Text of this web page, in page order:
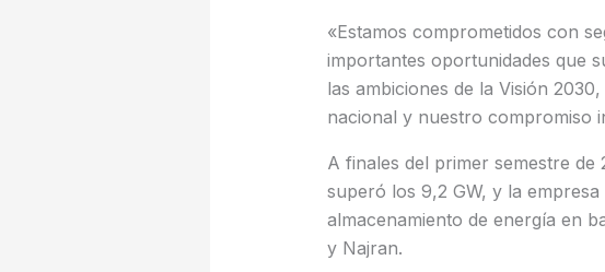
«Estamos comprometidos con
importantes oportunidades que
las ambiciones de la Visión
nacional y nuestro compromiso
A finales del primer semestre
superó los 9,2 GW, y la
almacenamiento de energía en
y Najran.